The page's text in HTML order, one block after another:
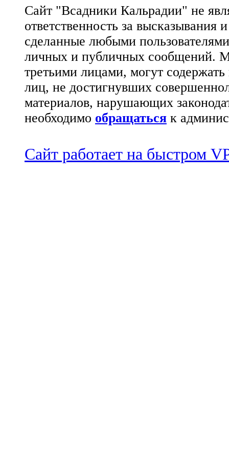
Сайт "Всадники Кальрадии" не
ответственность за
сделанные любыми
личных и публичных сообщений.
третьими лицами, могут
лиц, не достигнувших
материалов, нарушающих
необходимо обращаться к
Сайт работает на быстром